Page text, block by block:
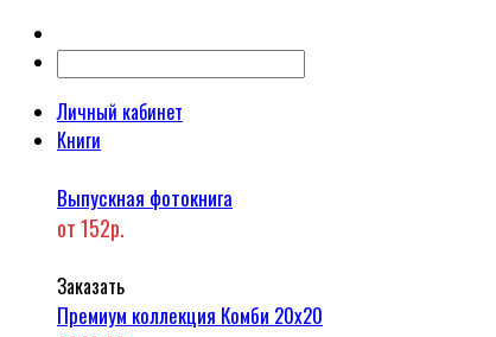
Личный кабинет
Книги
Выпускная фотокнига
от 152р.
Заказать
Премиум коллекция Комби 20x20